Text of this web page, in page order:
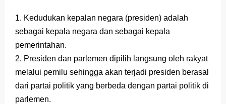
Ebook Prediksi 150 Soal TKA Geografi 2025 + Kunci Jawaban
3 Jurus Sakti Menaklukkan Soal TKA Geografi [Wajib Baca]
Menjadi Pengajar Jaman Sekarang Makin Berat
Sunday, 9 August
1. Kedudukan kepalan negara (presiden) adalah
sebagai kepala negara dan sebagai kepala
pemerintahan.
2. Presiden dan parlemen dipilih langsung oleh rakyat
melalui pemilu sehingga akan terjadi presiden berasal
dari partai politik yang berbeda dengan partai politik di
parlemen.